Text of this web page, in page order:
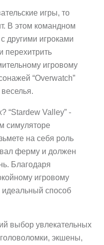
игры, то
В этом командном
другими игроками
перехитрить
игровому
“Overwatch”
“Stardew Valley” -
симуляторе
на себя роль
ферму и должен
Благодаря
игровому
идеальный способ
выбор увлекательных
экшены,